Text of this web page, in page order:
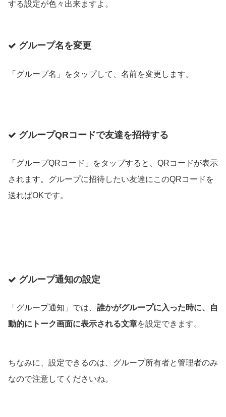
する設定が色々出来ますよ。
グループ名を変更
「グループ名」をタップして、名前を変更します。
グループQRコードで友達を招待する
「グループQRコード」
をタップすると、QRコードが表示
されます。グループに招待したい友達にこのQRコードを
送ればOKです。
グループ通知の設定
「グループ通知」では、 誰かがグループに入った時に、自
動的にトーク画面に表示される文章を設定できます。
ちなみに、設定できるのは、グループ所有者と管理者のみ
なので注意してくださいね。